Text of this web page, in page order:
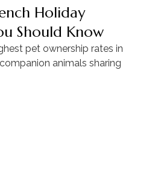
Holiday
Should Know
pet ownership rates in
animals sharing